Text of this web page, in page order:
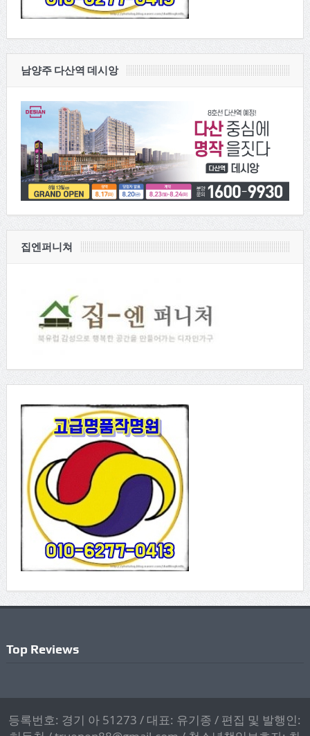
남양주 다산역 데시앙
집엔퍼니쳐
Top Reviews
등록번호: 경기 아 51273 / 대표: 유기종 / 편집 및 발행인: